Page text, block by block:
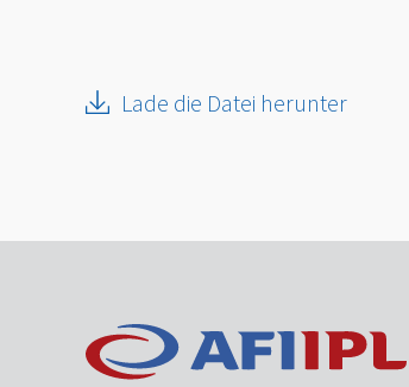
Lade die Datei herunter